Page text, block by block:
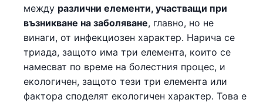
между различни елементи, участващи при
възникване на заболяване, главно, но не
винаги, от инфекциозен характер. Нарича се
триада, защото има три елемента, които се
намесват по време на болестния процес, и
екологичен, защото тези три елемента или
фактора споделят екологичен характер. Това е